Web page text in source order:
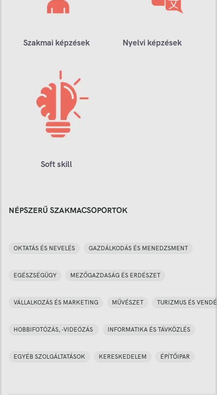
Szakmai képzések Nyelvi képzések
Soft skill
NÉPSZERŰ SZAKMACSOPORTOK
OKTATÁS ÉS NEVELÉS GAZDÁLKODÁS ÉS MENEDZSMENT
EGÉSZSÉGÜGY MEZŐGAZDASÁG ÉS ERDÉSZET
VÁLLALKOZÁS ÉS MARKETING MŰVÉSZET TURIZMUS ÉS
HOBBIFOTÓZÁS, -VIDEÓZÁS INFORMATIKA ÉS TÁVKÖZLÉS
EGYÉB SZOLGÁLTATÁSOK KERESKEDELEM ÉPÍTŐIPAR